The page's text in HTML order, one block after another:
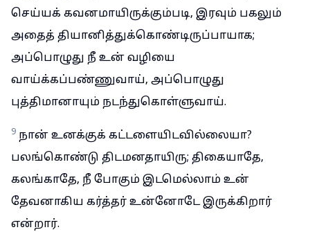
செய்யக் கவனமாயிருக்கும்படி, இரவும் பகலும்
அதைத் தியானித்துக்கொண்டிருப்பாயாக;
அப்பொழுது நீ உன் வழியை
வாய்க்கப்பண்ணுவாய், அப்பொழுது
புத்திமானாயும் நடந்துகொள்ளுவாய்.
9 நான் உனக்குக் கட்டளையிடவில்லையா?
பலங்கொண்டு திடமனதாயிரு; திகையாதே,
கலங்காதே, நீ போகும் இடமெல்லாம் உன்
தேவனாகிய கர்த்தர் உன்னோடே இருக்கிறார்
என்றார்.